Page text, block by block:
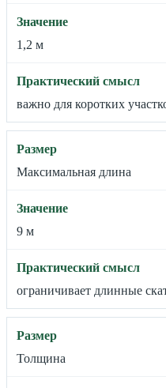
1,2 м
важно для коротких
Максимальная длина
9 м
ограничивает длинные
Толщина